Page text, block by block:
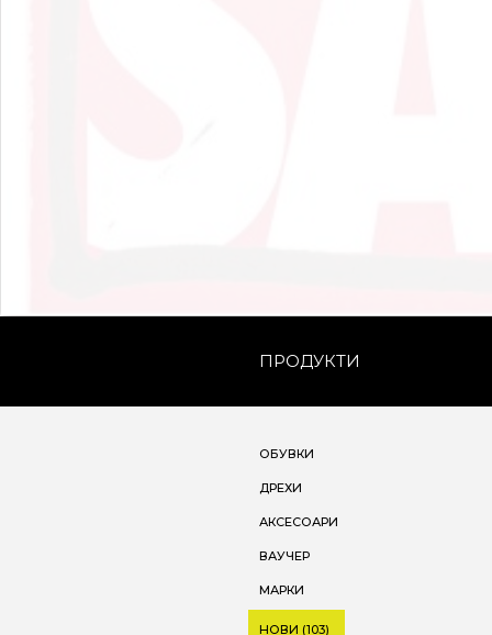
ПРОДУКТИ
ОБУВКИ
ДРЕХИ
АКСЕСОАРИ
ВАУЧЕР
МАРКИ
НОВИ (103)